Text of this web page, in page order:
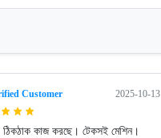
Customer 2025-10-13
ঠিকঠাক কাজ করছে। টেকসই মেশিন।